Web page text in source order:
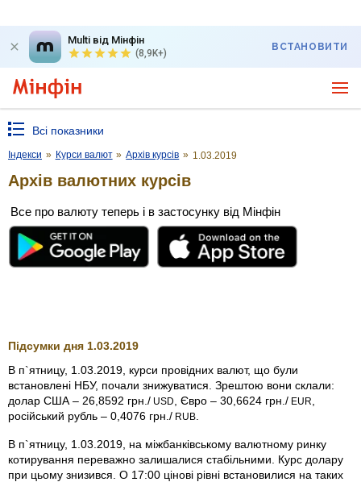
Multi від Мінфін
(8,9K+)
ВСТАНОВИТИ
Всі показники
Індекси » Курси валют » Архів курсів » 1.03.2019
Архів валютних курсів
Все про валюту теперь і в застосунку від Мінфін
Підсумки дня 1.03.2019
В п`ятницу, 1.03.2019, курси провідних валют, що були
встановлені НБУ, почали знижуватися. Зрештою вони склали:
долар США – 26,8592 грн./ USD , Євро – 30,6624 грн./ EUR
російський рубль – 0,4076 грн./ RUB
В п`ятницу, 1.03.2019, на міжбанківському валютному ринку
котирування переважно залишалися стабільними. Курс долару
при цьому знизився. О 17:00 цінові рівні встановилися на таких